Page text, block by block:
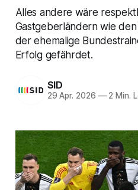
Alles andere wäre
Gastgeberländern wie
der ehemalige
Erfolg gefährdet.
SID
29 Apr. 2026 —2 Min.